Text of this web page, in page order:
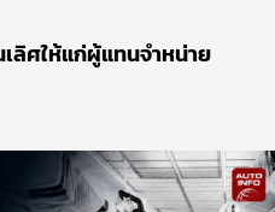
ลิศให้แก่ผู้แทนจำหน่าย